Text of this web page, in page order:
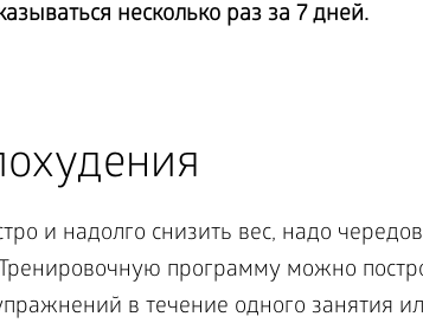
несколько раз за 7 дней.
и надолго снизить вес, надо
программу можно
в течение одного занятия